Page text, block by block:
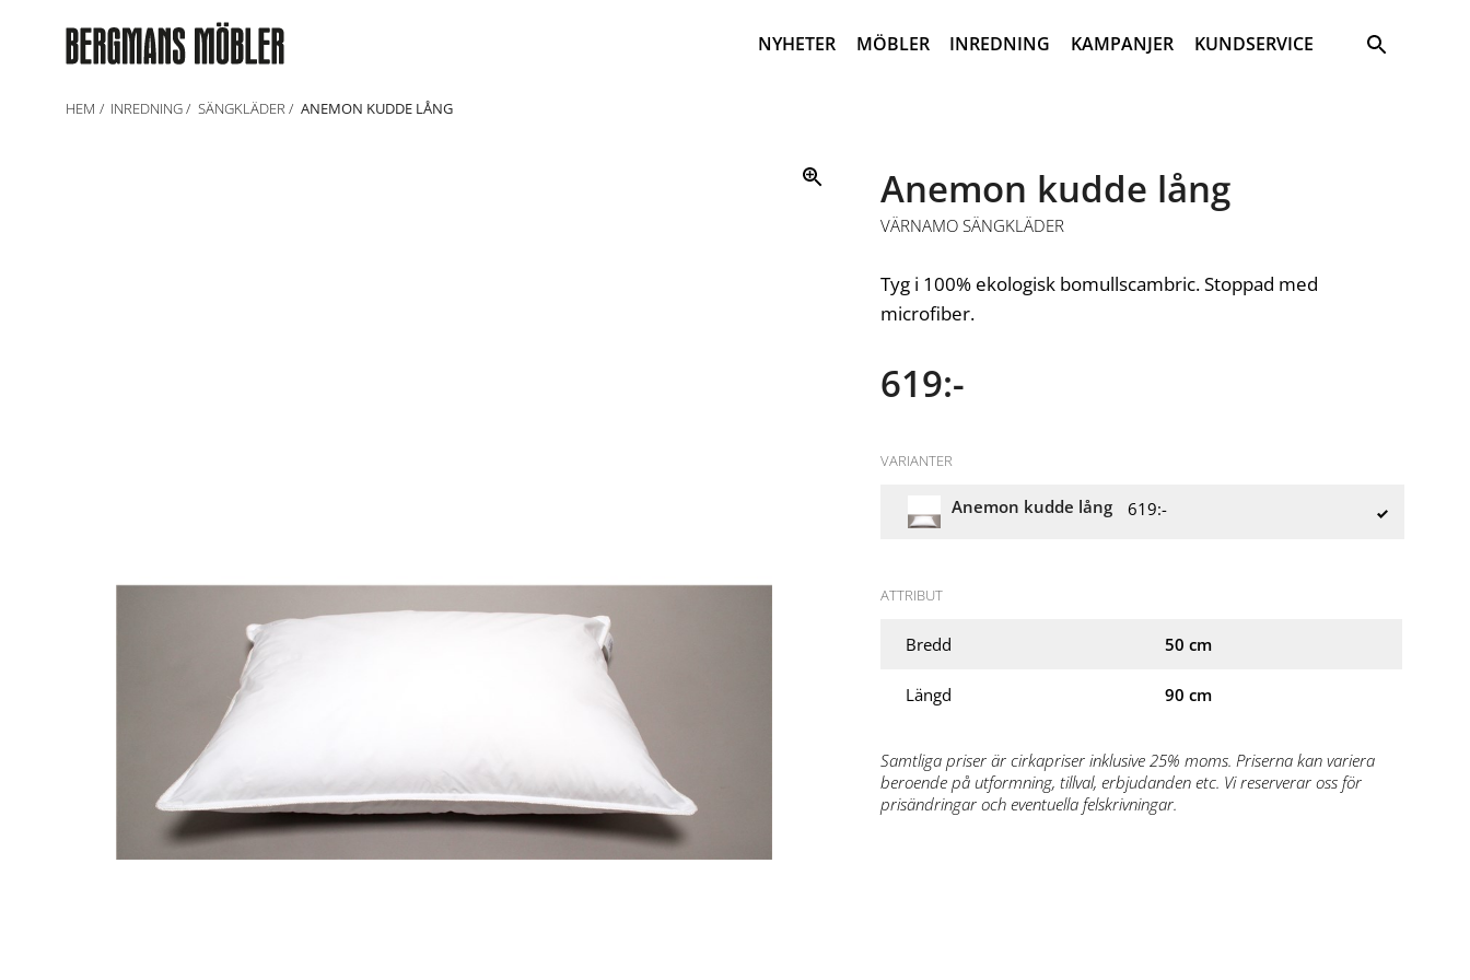
NYHETER MÖBLER INREDNING KAMPANJER KUNDSERVICE Sök
HEM INREDNING SÄNGKLÄDER ANEMON KUDDE LÅNG
Anemon kudde lång
VÄRNAMO SÄNGKLÄDER
Tyg i 100% ekologisk bomullscambric. Stoppad med
microfiber.
619:-
VARIANTER
Anemon kudde lång 619:-
ATTRIBUT
Bredd 50 cm
Längd 90 cm
Samtliga priser är cirkapriser inklusive 25% moms. Priserna kan variera
beroende på utformning, tillval, erbjudanden etc. Vi reserverar oss för
prisändringar och eventuella felskrivningar.